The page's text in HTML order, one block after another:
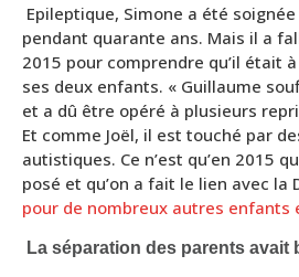
Epileptique, Simone a été
pendant quarante ans. Mais il a
2015 pour comprendre qu’il était
ses deux enfants. « Guillaume
et a dû être opéré à plusieurs
Et comme Joël, il est touché par
autistiques. Ce n’est qu’en 2015
posé et qu’on a fait le lien avec la
pour de nombreux autres enfants
La séparation des parents avait